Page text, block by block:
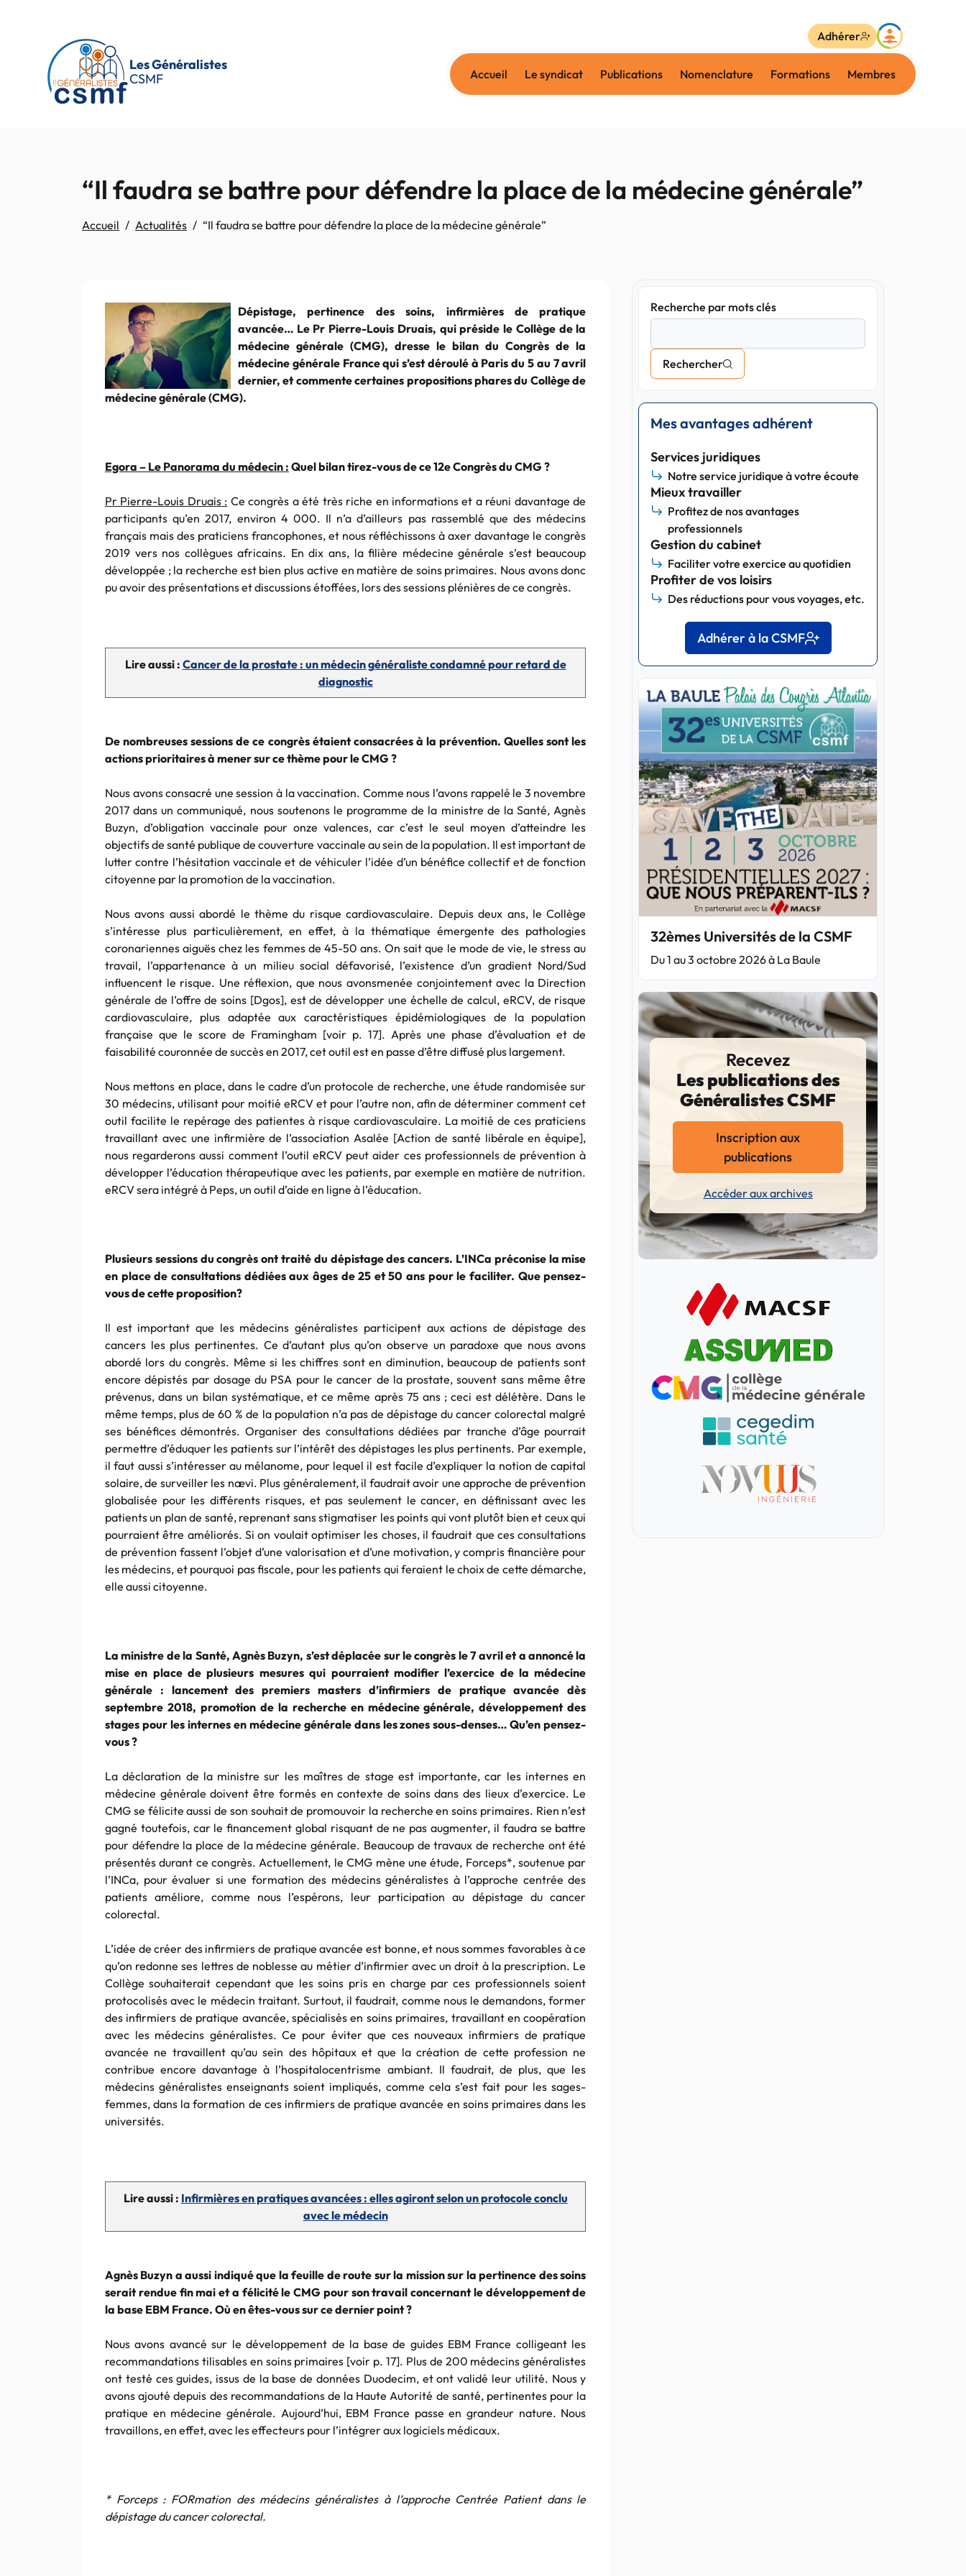
Les Généralistes
CSMF
Accueil Le syndicat Publications Nomenclature Formations Membres
Adhérer
“Il faudra se battre pour défendre la place de la médecine générale”
Accueil Actualités “Il faudra se battre pour défendre la place de la médecine générale”
Dépistage, pertinence des soins, infirmières de pratique
avancée… Le Pr Pierre-Louis Druais, qui préside le Collège de la
médecine générale (CMG), dresse le bilan du Congrès de la
médecine générale France qui s’est déroulé à Paris du 5 au 7 avril
dernier, et commente certaines propositions phares du Collège de
médecine générale (CMG).
Egora – Le Panorama du médecin : Quel bilan tirez-vous de ce 12e Congrès du CMG ?
Pr Pierre-Louis Druais : Ce congrès a été très riche en informations et a réuni davantage de
participants qu’en 2017, environ 4 000. Il n’a d’ailleurs pas rassemblé que des médecins
français mais des praticiens francophones, et nous réfléchissons à axer davantage le congrès
2019 vers nos collègues africains. En dix ans, la filière médecine générale s’est beaucoup
développée ; la recherche est bien plus active en matière de soins primaires. Nous avons donc
pu avoir des présentations et discussions étoffées, lors des sessions plénières de ce congrès.
Lire aussi : Cancer de la prostate : un médecin généraliste condamné pour retard de
diagnostic
De nombreuses sessions de ce congrès étaient consacrées à la prévention. Quelles sont les
actions prioritaires à mener sur ce thème pour le CMG ?
Nous avons consacré une session à la vaccination. Comme nous l’avons rappelé le 3 novembre
2017 dans un communiqué, nous soutenons le programme de la ministre de la Santé, Agnès
Buzyn, d’obligation vaccinale pour onze valences, car c’est le seul moyen d’atteindre les
objectifs de santé publique de couverture vaccinale au sein de la population. Il est important de
lutter contre l’hésitation vaccinale et de véhiculer l’idée d’un bénéfice collectif et de fonction
citoyenne par la promotion de la vaccination.
Nous avons aussi abordé le thème du risque cardiovasculaire. Depuis deux ans, le Collège
s’intéresse plus particulièrement, en effet, à la thématique émergente des pathologies
coronariennes aiguës chez les femmes de 45-50 ans. On sait que le mode de vie, le stress au
travail, l’appartenance à un milieu social défavorisé, l’existence d’un gradient Nord/Sud
influencent le risque. Une réflexion, que nous avonsmenée conjointement avec la Direction
générale de l’offre de soins [Dgos], est de développer une échelle de calcul, eRCV, de risque
cardiovasculaire, plus adaptée aux caractéristiques épidémiologiques de la population
française que le score de Framingham [voir p. 17]. Après une phase d’évaluation et de
faisabilité couronnée de succès en 2017, cet outil est en passe d’être diffusé plus largement.
Nous mettons en place, dans le cadre d’un protocole de recherche, une étude randomisée sur
30 médecins, utilisant pour moitié eRCV et pour l’autre non, afin de déterminer comment cet
outil facilite le repérage des patientes à risque cardiovasculaire. La moitié de ces praticiens
travaillant avec une infirmière de l’association Asalée [Action de santé libérale en équipe],
nous regarderons aussi comment l’outil eRCV peut aider ces professionnels de prévention à
développer l’éducation thérapeutique avec les patients, par exemple en matière de nutrition.
eRCV sera intégré à Peps, un outil d’aide en ligne à l’éducation.
Plusieurs sessions du congrès ont traité du dépistage des cancers. L’INCa préconise la mise
en place de consultations dédiées aux âges de 25 et 50 ans pour le faciliter. Que pensez-
vous de cette proposition?
Il est important que les médecins généralistes participent aux actions de dépistage des
cancers les plus pertinentes. Ce d’autant plus qu’on observe un paradoxe que nous avons
abordé lors du congrès. Même si les chiffres sont en diminution, beaucoup de patients sont
encore dépistés par dosage du PSA pour le cancer de la prostate, souvent sans même être
prévenus, dans un bilan systématique, et ce même après 75 ans ; ceci est délétère. Dans le
même temps, plus de 60 % de la population n’a pas de dépistage du cancer colorectal malgré
ses bénéfices démontrés. Organiser des consultations dédiées par tranche d’âge pourrait
permettre d’éduquer les patients sur l’intérêt des dépistages les plus pertinents. Par exemple,
il faut aussi s’intéresser au mélanome, pour lequel il est facile d’expliquer la notion de capital
solaire, de surveiller les nævi. Plus généralement, il faudrait avoir une approche de prévention
globalisée pour les différents risques, et pas seulement le cancer, en définissant avec les
patients un plan de santé, reprenant sans stigmatiser les points qui vont plutôt bien et ceux qui
pourraient être améliorés. Si on voulait optimiser les choses, il faudrait que ces consultations
de prévention fassent l’objet d’une valorisation et d’une motivation, y compris financière pour
les médecins, et pourquoi pas fiscale, pour les patients qui feraient le choix de cette démarche,
elle aussi citoyenne.
La ministre de la Santé, Agnès Buzyn, s’est déplacée sur le congrès le 7 avril et a annoncé la
mise en place de plusieurs mesures qui pourraient modifier l’exercice de la médecine
générale : lancement des premiers masters d’infirmiers de pratique avancée dès
septembre 2018, promotion de la recherche en médecine générale, développement des
stages pour les internes en médecine générale dans les zones sous-denses… Qu’en pensez-
vous ?
La déclaration de la ministre sur les maîtres de stage est importante, car les internes en
médecine générale doivent être formés en contexte de soins dans des lieux d’exercice. Le
CMG se félicite aussi de son souhait de promouvoir la recherche en soins primaires. Rien n’est
gagné toutefois, car le financement global risquant de ne pas augmenter, il faudra se battre
pour défendre la place de la médecine générale. Beaucoup de travaux de recherche ont été
présentés durant ce congrès. Actuellement, le CMG mène une étude, Forceps*, soutenue par
l’INCa, pour évaluer si une formation des médecins généralistes à l’approche centrée des
patients améliore, comme nous l’espérons, leur participation au dépistage du cancer
colorectal.
L’idée de créer des infirmiers de pratique avancée est bonne, et nous sommes favorables à ce
qu’on redonne ses lettres de noblesse au métier d’infirmier avec un droit à la prescription. Le
Collège souhaiterait cependant que les soins pris en charge par ces professionnels soient
protocolisés avec le médecin traitant. Surtout, il faudrait, comme nous le demandons, former
des infirmiers de pratique avancée, spécialisés en soins primaires, travaillant en coopération
avec les médecins généralistes. Ce pour éviter que ces nouveaux infirmiers de pratique
avancée ne travaillent qu’au sein des hôpitaux et que la création de cette profession ne
contribue encore davantage à l’hospitalocentrisme ambiant. Il faudrait, de plus, que les
médecins généralistes enseignants soient impliqués, comme cela s’est fait pour les sages-
femmes, dans la formation de ces infirmiers de pratique avancée en soins primaires dans les
universités.
Lire aussi : Infirmières en pratiques avancées : elles agiront selon un protocole conclu
avec le médecin
Agnès Buzyn a aussi indiqué que la feuille de route sur la mission sur la pertinence des soins
serait rendue fin mai et a félicité le CMG pour son travail concernant le développement de
la base EBM France. Où en êtes-vous sur ce dernier point ?
Nous avons avancé sur le développement de la base de guides EBM France colligeant les
recommandations tilisables en soins primaires [voir p. 17]. Plus de 200 médecins généralistes
ont testé ces guides, issus de la base de données Duodecim, et ont validé leur utilité. Nous y
avons ajouté depuis des recommandations de la Haute Autorité de santé, pertinentes pour la
pratique en médecine générale. Aujourd’hui, EBM France passe en grandeur nature. Nous
travaillons, en effet, avec les effecteurs pour l’intégrer aux logiciels médicaux.
* Forceps : FORmation des médecins généralistes à l’approche Centrée Patient dans le
dépistage du cancer colorectal.
Recherche par mots clés
Rechercher
Mes avantages adhérent
Services juridiques
Notre service juridique à votre écoute
Mieux travailler
Profitez de nos avantages
professionnels
Gestion du cabinet
Faciliter votre exercice au quotidien
Profiter de vos loisirs
Des réductions pour vous voyages, etc.
Adhérer à la CSMF
32èmes Universités de la CSMF
Du 1 au 3 octobre 2026 à La Baule
Recevez
Les publications des
Généralistes CSMF
Inscription aux
publications
Accéder aux archives